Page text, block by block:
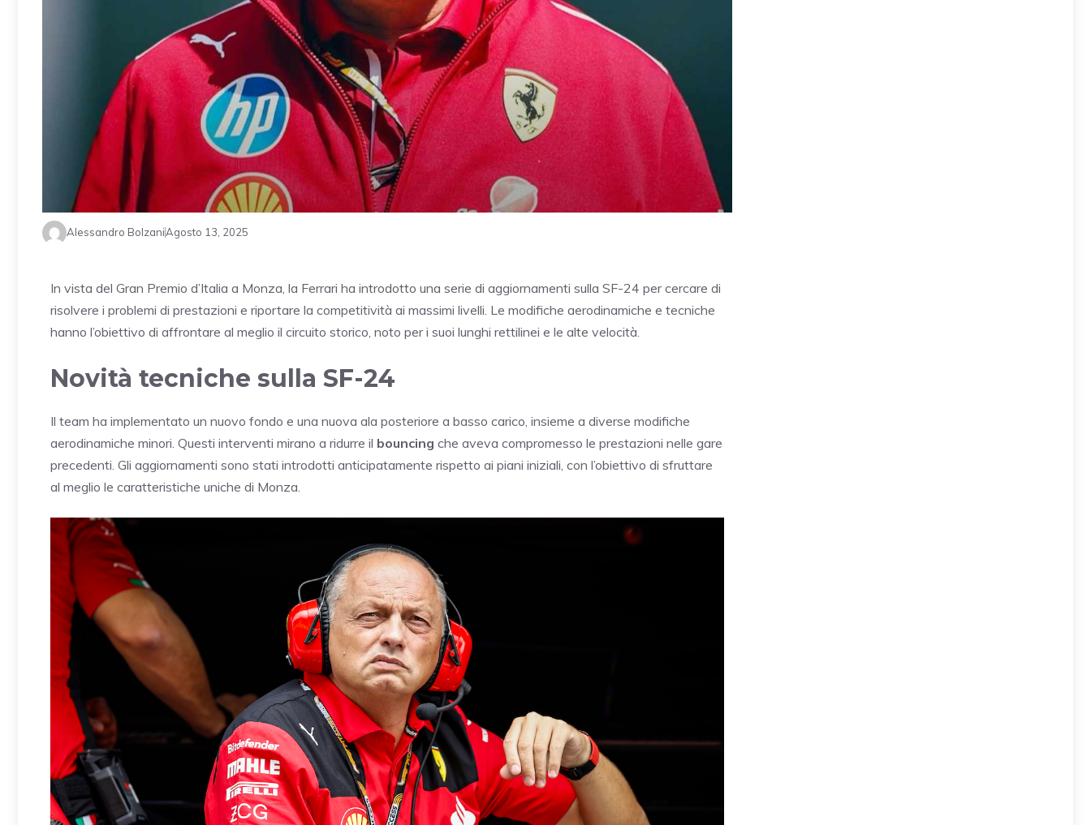
Alessandro BolzaniAgosto 13, 2025
In vista del Gran Premio d’Italia a Monza, la Ferrari ha introdotto una serie di aggiornamenti sulla SF-24 per cercare di
risolvere i problemi di prestazioni e riportare la competitività ai massimi livelli. Le modifiche aerodinamiche e tecniche
hanno l’obiettivo di affrontare al meglio il circuito storico, noto per i suoi lunghi rettilinei e le alte velocità.
Novità tecniche sulla SF-24
Il team ha implementato un nuovo fondo e una nuova ala posteriore a basso carico, insieme a diverse modifiche
aerodinamiche minori. Questi interventi mirano a ridurre il bouncing che aveva compromesso le prestazioni nelle gare
precedenti. Gli aggiornamenti sono stati introdotti anticipatamente rispetto ai piani iniziali, con l’obiettivo di sfruttare
al meglio le caratteristiche uniche di Monza.